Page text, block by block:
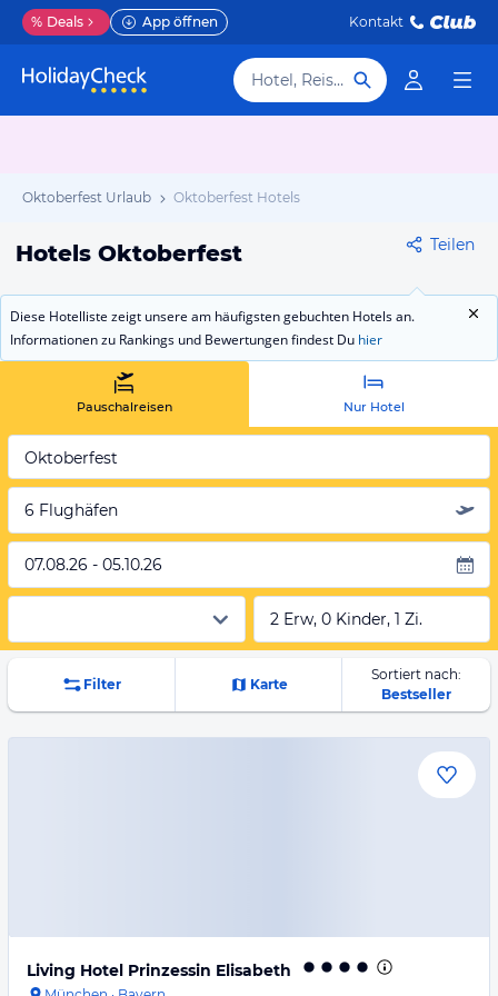
% Deals App öffnen Kontakt
Hotel, Reiseziel
Oktoberfest Urlaub Oktoberfest Hotels
Hotels Oktoberfest Teilen
Diese Hotelliste zeigt unsere am häufigsten gebuchten Hotels an.
Informationen zu Rankings und Bewertungen findest Du hier
Pauschalreisen Nur Hotel
Oktoberfest
6 Flughäfen
07.08.26 - 05.10.26
2 Erw, 0 Kinder, 1 Zi.
Filter Karte
Sortiert nach:
Bestseller
Living Hotel Prinzessin Elisabeth